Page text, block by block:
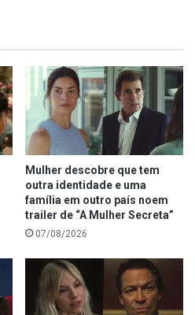
Mulher descobre que tem
outra identidade e uma
família em outro país noem
trailer de “A Mulher Secreta”
07/08/2026